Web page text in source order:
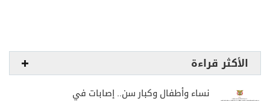
الأكثر قراءة
نساء وأطفال وكبار سن.. إصابات في